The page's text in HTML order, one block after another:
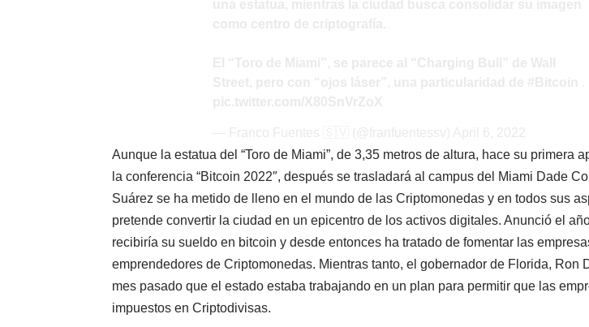
Aunque la estatua del “Toro de Miami”, de 3,35 metros de altura, hace su primera
la conferencia “Bitcoin 2022″, después se trasladará al campus del Miami Dade
Suárez se ha metido de lleno en el mundo de las Criptomonedas y en todos sus
pretende convertir la ciudad en un epicentro de los activos digitales. Anunció el
recibiría su sueldo en bitcoin y desde entonces ha tratado de fomentar las
emprendedores de Criptomonedas. Mientras tanto, el gobernador de Florida, Ron
mes pasado que el estado estaba trabajando en un plan para permitir que las
impuestos en Criptodivisas.